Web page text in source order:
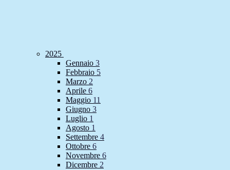
2025
Gennaio 3
Febbraio 5
Marzo 2
Aprile 6
Maggio 11
Giugno 3
Luglio 1
Agosto 1
Settembre 4
Ottobre 6
Novembre 6
Dicembre 2